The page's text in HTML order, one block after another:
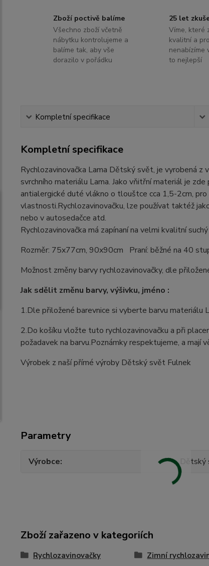
Zboží poctivě balíme
Všechno zboží včetně
nábytku kontrolujeme a
balíme tak, aby vše
dorazilo v pořádku
25 let
Víme, které
kvalitní a
nenabízíme
to nejlepší
Kompletní specifikace
Kompletní specifikace
Rychlozavinovačka Lama Dětský svět, je vyrobená
svrchního materiálu Lama. Jako vňitřní materiál je
antialergické duté vlákno o tlouštce cca 1,5-2cm,
vlastnosti.Rychlozavinovačku, lze používat taktéž
nebo v autosedačce atd.
Rychlozavinovačka má zapínaní na velmi kvalitní
Rozměr: 75x77cm, 90x90cm Praní: běžné na 40
Možnost změny barvy rychlozavinovačky, dle
Jak sdělit změnu barvy, výšivku, jméno :
1.Dle přiložené barevnice si vyberte barvu materiálu
2.Do košíku vložte tuto rychlozavinovačku a při
požadavek na barvu.Poznámky respektujeme, a mají
Výrobek z naší přímé výroby Dětský svět Fulnek
Parametry
Výrobce
Zboží zařazeno v kategoriích
Rychlozavinovačky Zimní